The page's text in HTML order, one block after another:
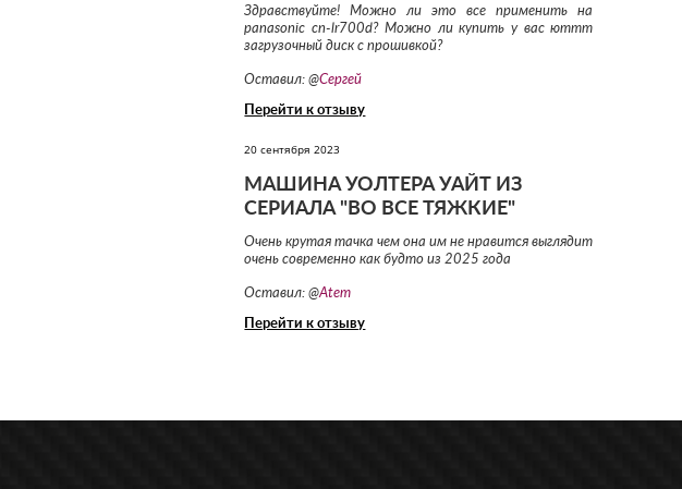
Здравствуйте! Можно ли это все применить на
panasonic cn-lr700d? Можно ли купить у вас юттт
загрузочный диск с прошивкой?
Оставил: @Сергей
Перейти к отзыву
20 сентября 2023
МАШИНА УОЛТЕРА УАЙТ ИЗ
СЕРИАЛА "ВО ВСЕ ТЯЖКИЕ"
Очень крутая тачка чем она им не нравится выглядит
очень современно как будто из 2025 года
Оставил: @Atem
Перейти к отзыву